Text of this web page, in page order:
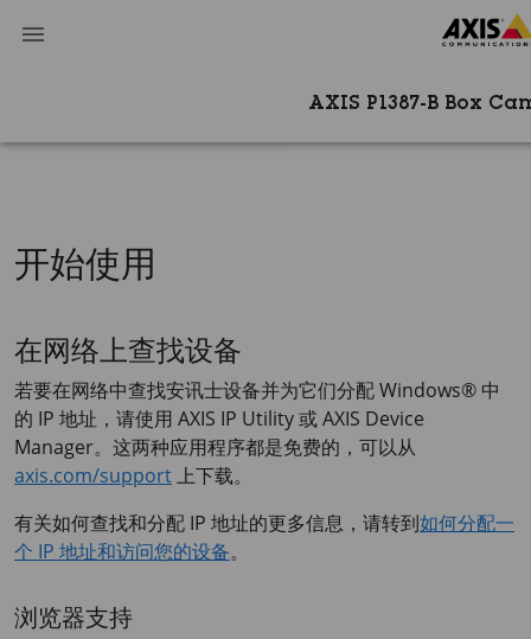
AXIS P1387-B Box
开始使用
在网络上查找设备
若要在网络中查找安讯士设备并为它们分配 Windows® 中
的 IP 地址，请使用 AXIS IP Utility 或AXIS Device
Manager。这两种应用程序都是免费的，可以从
axis.com/support上下载。
有关如何查找和分配 IP 地址的更多信息，请转到如何分配一
个 IP 地址和访问您的设备。
浏览器支持